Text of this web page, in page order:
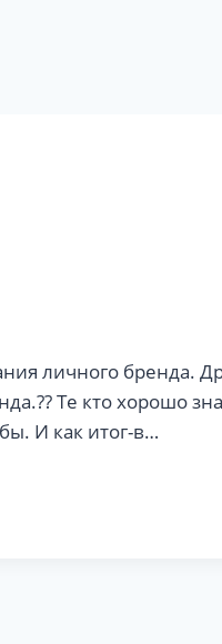
личного бренда.
Те кто хорошо
И как итог-в…